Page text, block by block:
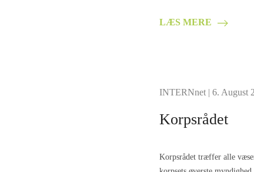
LÆS MERE
INTERNnet | 6. August
Korpsrådet
Korpsrådet træffer alle